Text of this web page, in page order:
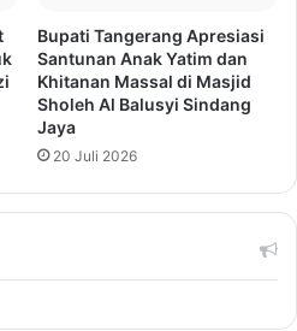
Bupati Tangerang Apresiasi
Santunan Anak Yatim dan
Khitanan Massal di Masjid
Sholeh Al Balusyi Sindang
Jaya
20 Juli 2026